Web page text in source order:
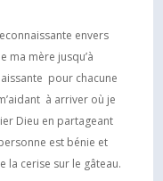
envers
ma mère jusqu’à
pour chacune
à arriver où je
Dieu en partageant
est bénie et
la cerise sur le gâteau.